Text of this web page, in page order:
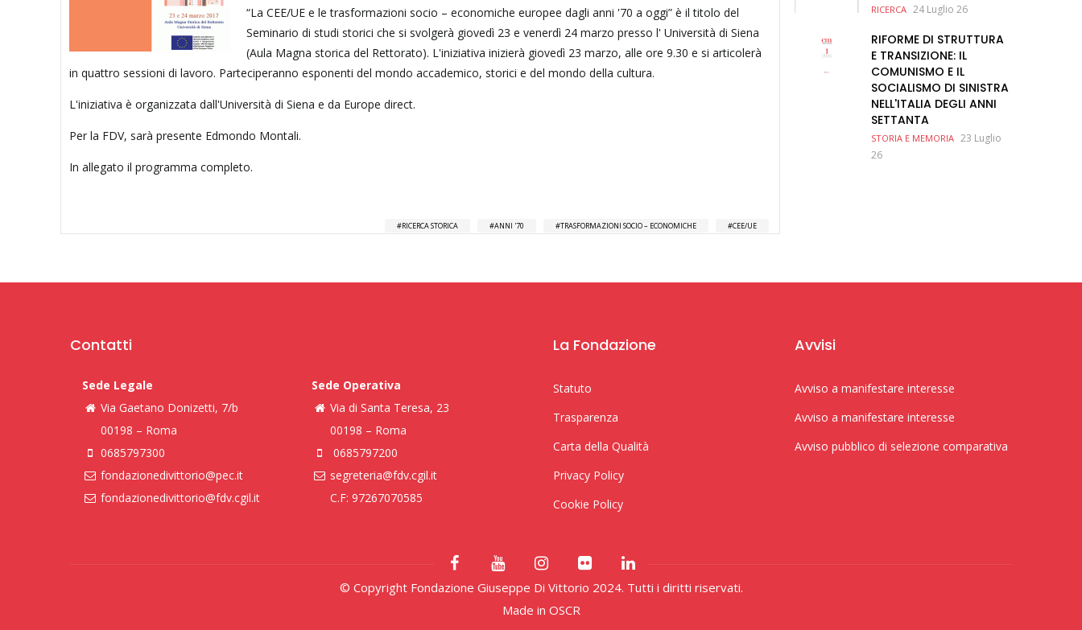
“La CEE/UE e le trasformazioni socio – economiche europee dagli anni '70 a oggi” è il titolo del
Seminario di studi storici che si svolgerà giovedì 23 e venerdì 24 marzo presso l' Università di Siena
(Aula Magna storica del Rettorato). L'iniziativa inizierà giovedì 23 marzo, alle ore 9.30 e si articolerà
in quattro sessioni di lavoro. Parteciperanno esponenti del mondo accademico, storici e del mondo della cultura.
L'iniziativa è organizzata dall'Università di Siena e da Europe direct.
Per la FDV, sarà presente Edmondo Montali.
In allegato il programma completo.
RICERCA STORICA ANNI '70 TRASFORMAZIONI SOCIO – ECONOMICHE CEE/UE
RICERCA 24 Luglio 26
RIFORME DI STRUTTURA
E TRANSIZIONE: IL
COMUNISMO E IL
SOCIALISMO DI SINISTRA
NELL'ITALIA DEGLI ANNI
SETTANTA
STORIA E MEMORIA 23 Luglio
26
Contatti
Sede Legale
Via Gaetano Donizetti, 7/b
00198 – Roma
0685797300
fondazionedivittorio@pec.it
fondazionedivittorio@fdv.cgil.it
Sede Operativa
Via di Santa Teresa, 23
00198 – Roma
0685797200
segreteria@fdv.cgil.it
C.F: 97267070585
La Fondazione
Statuto
Trasparenza
Carta della Qualità
Privacy Policy
Cookie Policy
Avvisi
Avviso a manifestare interesse
Avviso a manifestare interesse
Avviso pubblico di selezione comparativa
© Copyright Fondazione Giuseppe Di Vittorio 2024. Tutti i diritti riservati.
Made in OSCR